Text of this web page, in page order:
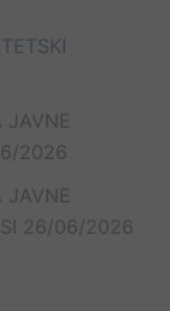
JAVNE
2026
JAVNE
26/06/2026